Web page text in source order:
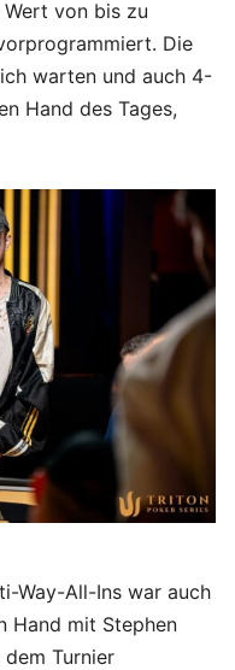
von bis zu
Die
warten und auch 4-
Hand des Tages,
Way-All-Ins war auch
Hand mit Stephen
Turnier